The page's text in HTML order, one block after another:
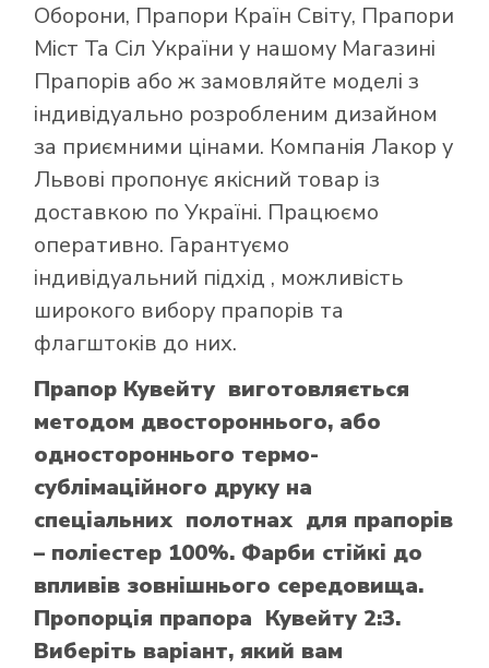
Оборони, Прапори Країн Світу, Прапори
Міст Та Сіл України у нашому Магазині
Прапорів або ж замовляйте моделі з
індивідуально розробленим дизайном
за приємними цінами. Компанія Лакор у
Львові пропонує якісний товар із
доставкою по Україні. Працюємо
оперативно. Гарантуємо
індивідуальний підхід , можливість
широкого вибору прапорів та
флагштоків до них.
Прапор Кувейту виготовляється
методом двостороннього, або
одностороннього термо-
сублімаційного друку на
спеціальних полотнах для прапорів
– поліестер 100%. Фарби стійкі до
впливів зовнішнього середовища.
Пропорція прапора Кувейту 2:3.
Виберіть варіант, який вам